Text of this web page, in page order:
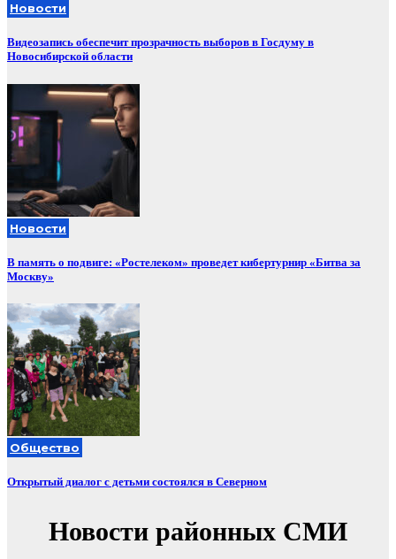
Новости
Видеозапись обеспечит прозрачность выборов в Госдуму в
Новосибирской области
Новости
В память о подвиге: «Ростелеком» проведет кибертурнир «Битва за
Москву»
Общество
Открытый диалог с детьми состоялся в Северном